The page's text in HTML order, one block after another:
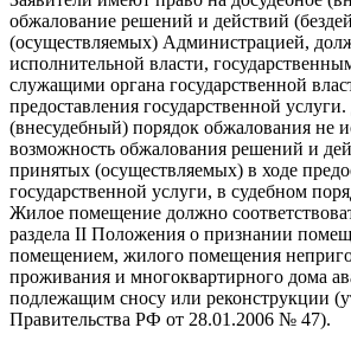
обжалование решений и действий
(осуществляемых) Администрацией,
исполнительной власти,
служащими органа государственной
предоставления государственной
(внесудебный) порядок обжалования не
возможность обжалования решений и
принятых (осуществляемых) в ходе
государственной услуги, в судебном
Жилое помещение должно
раздела II Положения о признании
помещением, жилого помещения
проживания и многоквартирного дома
подлежащим сносу или реконструкции
Правительства РФ от 28.01.2006 № 47).